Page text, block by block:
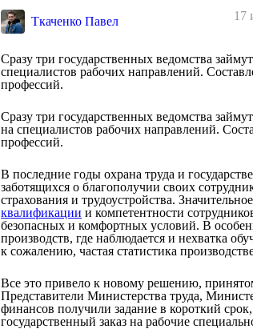
Ткаченко Павел 17
Сразу три государственных ведомства
специалистов рабочих направлений.
профессий.
Сразу три государственных ведомства
на специалистов рабочих направлений.
профессий.
В последние годы охрана труда и
заботящихся о благополучии своих
страхования и трудоустройства.
квалификации и компетентности
безопасных и комфортных условий. В
производств, где наблюдается и нехватка
к сожалению, частая статистика
Все это привело к новому решению,
Представители Министерства труда,
финансов получили задание в короткий
государственный заказ на рабочие